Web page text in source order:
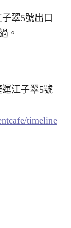
子翠5號出口
。
江子翠5號
timeline